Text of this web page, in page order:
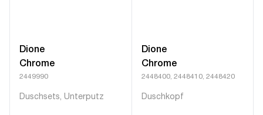
Dione
Chrome
2449990
Duschsets, Unterputz
Dione
Chrome
2448400, 2448410, 2448420
Duschkopf